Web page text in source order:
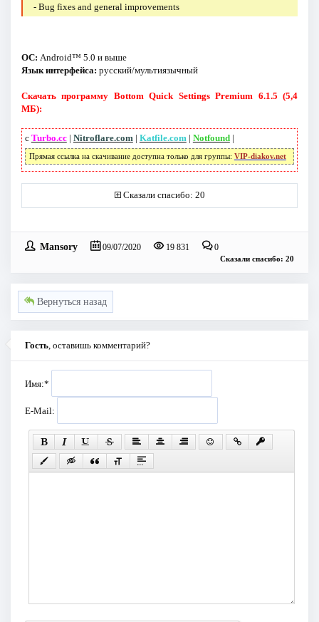
- Bug fixes and general improvements
ОС: Android™ 5.0 и выше
Язык интерфейса: русский/мультиязычный
Скачать программу Bottom Quick Settings Premium 6.1.5 (5,4
МБ):
с Turbo.cc| Nitroflare.com | Katfile.com | Notfound|
Прямая ссылка на скачивание доступна только для группы: VIP-diakov.net
Сказали спасибо: 20
Mansory 09/07/2020 19 831 0
Сказали спасибо: 20
Вернуться назад
Гость , оставишь комментарий?
Имя:*
E-Mail: